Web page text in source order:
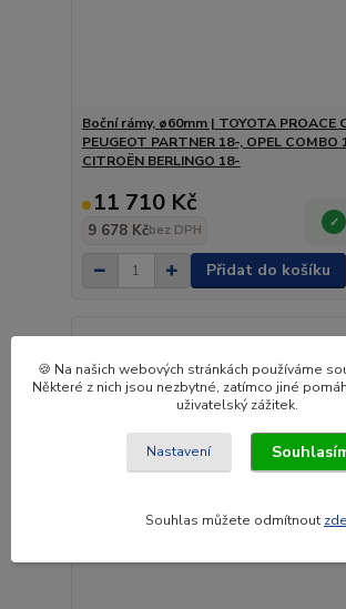
Boční rámy, ø60mm | TOYOTA PROACE
PEUGEOT PARTNER 18-, OPEL COMBO
CITROËN BERLINGO 18-
11 710 Kč
9 678 Kčbez DPH
Přidat do košíku
🍪 Na našich webových stránkách používáme
Některé z nich jsou nezbytné, zatímco jiné
uživatelský zážitek.
Nastavení
Souhlas můžete odmítnout zde